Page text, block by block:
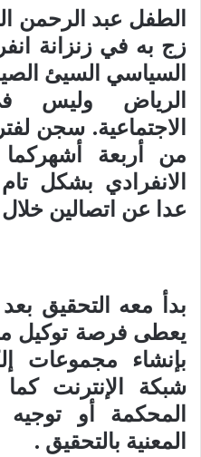
زج به في زنزانة
السياسي السيئ
الرياض وليس
الاجتماعية. سجن
من أربعة أشهركما
الانفرادي بشكل
عدا عن اتصالين خلال 4 أشهر.
بدأ معه التحقيق
يعطى فرصة توكيل
بإنشاء مجموعات
شبكة الإنترنت
المحكمة أو
المعنية بالتحقيق .